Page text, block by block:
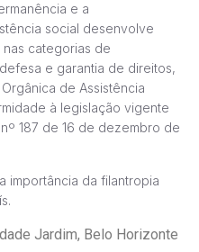
e a
social desenvolve
categorias de
e garantia de direitos,
de Assistência
à legislação vigente
187 de 16 de dezembro de
importância da filantropia
Jardim, Belo Horizonte